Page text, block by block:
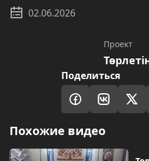
02.06.2026
Проект
Поделиться
Похожие видео